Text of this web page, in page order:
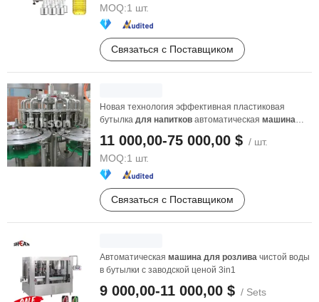
MOQ:1 шт.
Связаться с Поставщиком
Новая технология эффективная пластиковая
бутылка для напитков автоматическая машина
11 000,00-75 000,00 $ / шт.
MOQ:1 шт.
Связаться с Поставщиком
Автоматическая машина для розлива чистой воды
в бутылки с заводской ценой 3in1
9 000,00-11 000,00 $ / Sets